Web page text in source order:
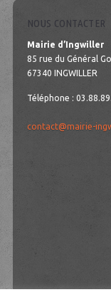
NOUS CONTACTER
Mairie d’Ingwiller
85 rue du Général
67340 INGWILLER
Téléphone :
contact@mairie-